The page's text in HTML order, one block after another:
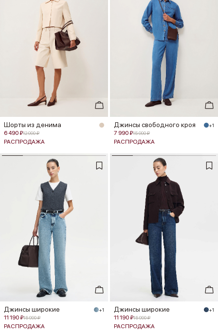
Шорты из денима
6 490 ₽12 990 ₽
РАСПРОДАЖА
Джинсы свободного кроя +1
7 990 ₽15 990 ₽
РАСПРОДАЖА
Джинсы широкие +1
11 190 ₽15 990 ₽
РАСПРОДАЖА
Джинсы широкие +1
11 190 ₽15 990 ₽
РАСПРОДАЖА